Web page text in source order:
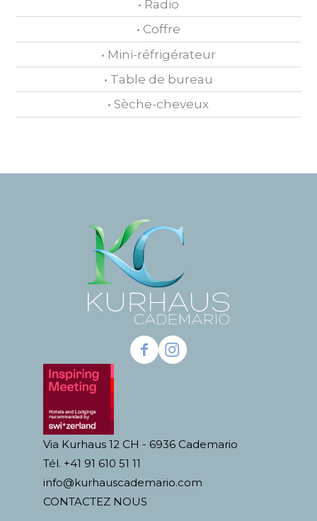
• Radio
• Coffre
• Mini-réfrigérateur
• Table de bureau
• Sèche-cheveux
Via Kurhaus 12 CH - 6936 Cademario
Tél. +41 91 610 51 11
info@kurhauscademario.com
CONTACTEZ NOUS